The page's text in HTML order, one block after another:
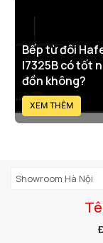
Bếp từ đôi
I7325B có tốt
đồn không?
XEM THÊM
Showroom Hà Nội